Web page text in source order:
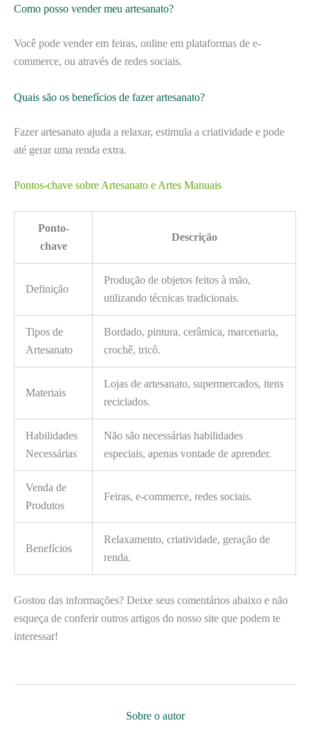
Como posso vender meu artesanato?
Você pode vender em feiras, online em plataformas de e-
commerce, ou através de redes sociais.
Quais são os benefícios de fazer artesanato?
Fazer artesanato ajuda a relaxar, estimula a criatividade e pode
até gerar uma renda extra.
Pontos-chave sobre Artesanato e Artes Manuais
Ponto-
chave
Descrição
Definição
Produção de objetos feitos à mão,
utilizando técnicas tradicionais.
Tipos de
Artesanato
Bordado, pintura, cerâmica, marcenaria,
crochê, tricô.
Materiais
Lojas de artesanato, supermercados, itens
reciclados.
Habilidades
Necessárias
Não são necessárias habilidades
especiais, apenas vontade de aprender.
Venda de
Produtos
Feiras, e-commerce, redes sociais.
Benefícios
Relaxamento, criatividade, geração de
renda.
Gostou das informações? Deixe seus comentários abaixo e não
esqueça de conferir outros artigos do nosso site que podem te
interessar!
Sobre o autor